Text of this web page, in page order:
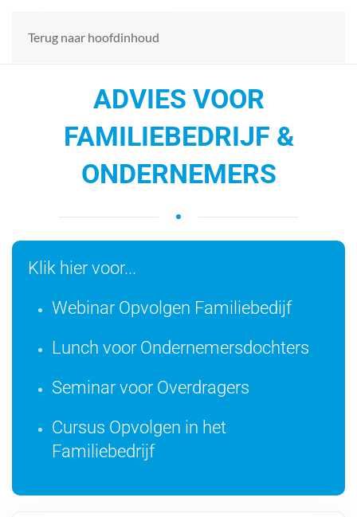
Terug naar hoofdinhoudfamiliebedrijf
ADVIES VOOR
FAMILIEBEDRIJF &
ONDERNEMERS
Klik hier voor...
Webinar Opvolgen Familiebedijf
Lunch voor Ondernemersdochters
Seminar voor Overdragers
Cursus Opvolgen in het
Familiebedrijf